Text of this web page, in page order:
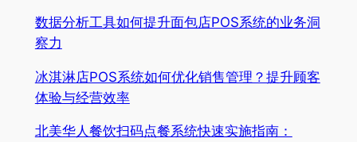
数据分析工具如何提升面包店POS系统的业务洞
察力
冰淇淋店POS系统如何优化销售管理？提升顾客
体验与经营效率
北美华人餐饮扫码点餐系统快速实施指南：